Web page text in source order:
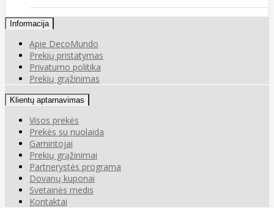
Informacija
Apie DecoMundo
Prekių pristatymas
Privatumo politika
Prekių grąžinimas
Klientų aptarnavimas
Visos prekės
Prekės su nuolaida
Gamintojai
Prekių grąžinimai
Partnerystės programa
Dovanų kuponai
Svetainės medis
Kontaktai